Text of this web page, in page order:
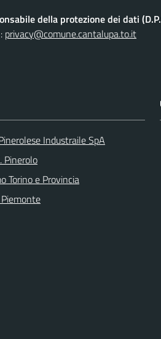
della protezione dei dati
privacy@comune.cantalupa.to.it
Industraile SpA
Pinerolo
Torino e Provincia